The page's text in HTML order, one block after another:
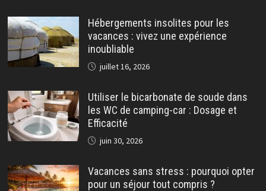
Hébergements insolites pour les
vacances : vivez une expérience
inoubliable
juillet 16, 2026
Utiliser le bicarbonate de soude dans
les WC de camping-car : Dosage et
Efficacité
juin 30, 2026
Vacances sans stress : pourquoi opter
pour un séjour tout compris ?